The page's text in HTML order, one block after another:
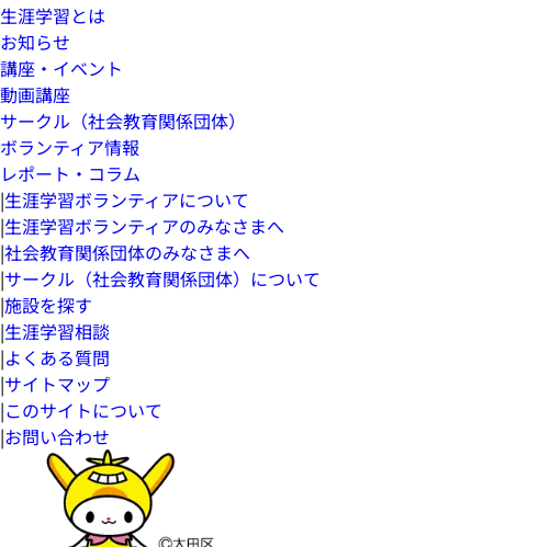
生涯学習とは
お知らせ
講座・イベント
動画講座
サークル（社会教育関係団体）
ボランティア情報
レポート・コラム
|生涯学習ボランティアについて
|生涯学習ボランティアのみなさまへ
|社会教育関係団体のみなさまへ
|サークル（社会教育関係団体）について
|施設を探す
|生涯学習相談
|よくある質問
|サイトマップ
|このサイトについて
|お問い合わせ